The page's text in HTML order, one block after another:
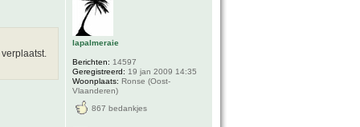
lapalmeraie
Berichten: 14597
Geregistreerd: 19 jan 2009 14:35
Woonplaats: Ronse (Oost-
Vlaanderen)
867 bedankjes